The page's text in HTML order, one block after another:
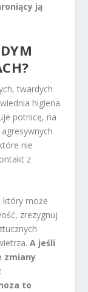
ją
twardych
higiena.
potnicę, na
nie
z
który może
zrezygnuj
A jeśli
zmiany
to